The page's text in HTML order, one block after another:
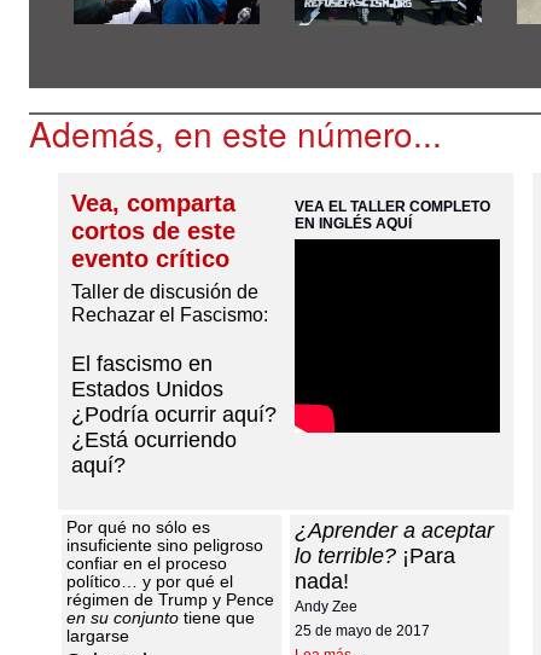
Además, en este número...
Vea, comparta
cortos de este
evento crítico
Taller de discusión de
Rechazar el Fascismo:
El fascismo en
Estados Unidos
¿Podría ocurrir aquí?
¿Está ocurriendo
aquí?
VEA EL TALLER COMPLETO
EN INGLÉS AQUÍ
Por qué no sólo es
insuficiente sino peligroso
confiar en el proceso
político… y por qué el
régimen de Trump y Pence
en su conjunto tiene que
largarse
¿Aprender a aceptar
lo terrible?¡Para
nada!
Andy Zee
25 de mayo de 2017